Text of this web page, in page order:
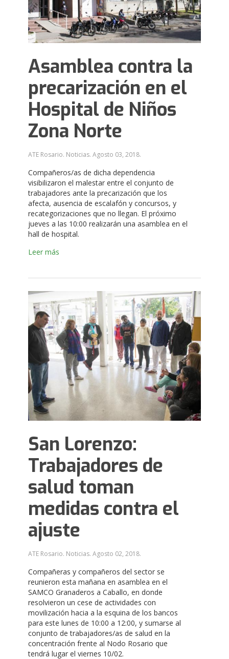
Asamblea contra la
precarización en el
Hospital de Niños
Zona Norte
ATE Rosario. Noticias. Agosto 03, 2018.
Compañeros/as de dicha dependencia
visibilizaron el malestar entre el conjunto de
trabajadores ante la precarización que los
afecta, ausencia de escalafón y concursos, y
recategorizaciones que no llegan. El próximo
jueves a las 10:00 realizarán una asamblea en el
hall de hospital.
Leer más
San Lorenzo:
Trabajadores de
salud toman
medidas contra el
ajuste
ATE Rosario. Noticias. Agosto 02, 2018.
Compañeras y compañeros del sector se
reunieron esta mañana en asamblea en el
SAMCO Granaderos a Caballo, en donde
resolvieron un cese de actividades con
movilización hacia a la esquina de los bancos
para este lunes de 10:00 a 12:00, y sumarse al
conjunto de trabajadores/as de salud en la
concentración frente al Nodo Rosario que
tendrá lugar el viernes 10/02.